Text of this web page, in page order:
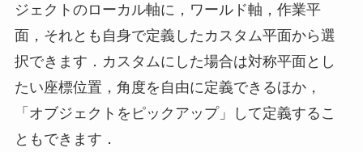
ジェクトのローカル軸に，ワールド軸，作業平
面，それとも自身で定義したカスタム平面から選
択できます．カスタムにした場合は対称平面とし
たい座標位置，角度を自由に定義できるほか，
「オブジェクトをピックアップ」して定義するこ
ともできます．